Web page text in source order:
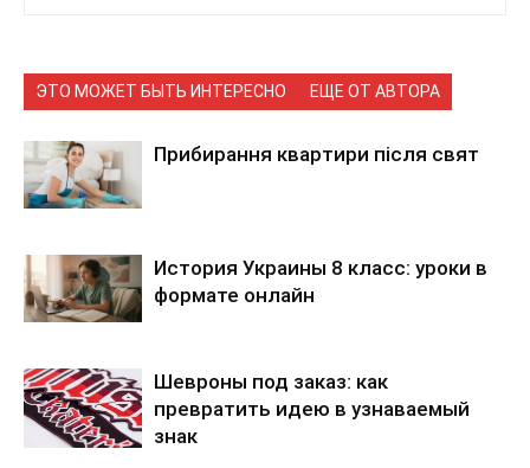
ЭТО МОЖЕТ БЫТЬ ИНТЕРЕСНО ЕЩЕ ОТ АВТОРА
Прибирання квартири після свят
История Украины 8 класс: уроки в
формате онлайн
Шевроны под заказ: как
превратить идею в узнаваемый
знак